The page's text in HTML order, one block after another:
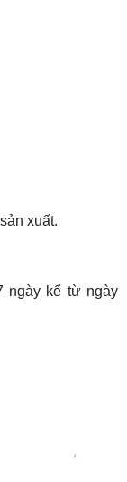
xuất.
ngày kể từ ngày